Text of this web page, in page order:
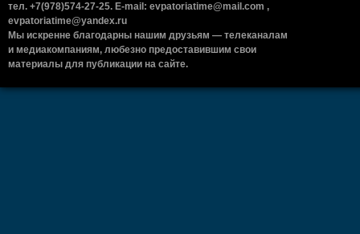
тел. +7(978)574-27-25. E-mail: evpatoriatime@mail.com ,
evpatoriatime@yandex.ru
Мы искренне благодарны нашим друзьям — телеканалам
и медиакомпаниям, любезно предоставившим свои
материалы для публикации на сайте.